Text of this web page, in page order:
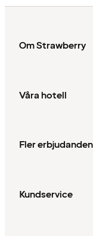
Om Strawberry
Våra hotell
Fler erbjudanden
Kundservice